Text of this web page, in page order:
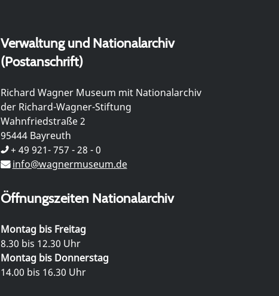
Verwaltung und Nationalarchiv
(Postanschrift)
Richard Wagner Museum mit Nationalarchiv
der Richard-Wagner-Stiftung
Wahnfriedstraße 2
95444 Bayreuth
+ 49 921- 757 - 28 - 0
info@wagnermuseum.de
Öffnungszeiten Nationalarchiv
Montag bis Freitag
8.30 bis 12.30 Uhr
Montag bis Donnerstag
14.00 bis 16.30 Uhr